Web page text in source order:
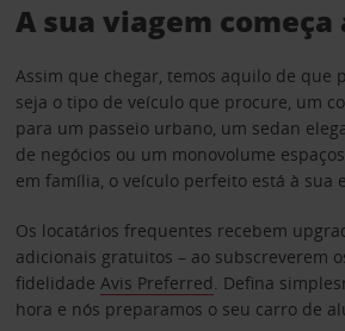
A sua viagem começa
Assim que chegar, temos aquilo de que
seja o tipo de veículo que procure, um
para um passeio urbano, um sedan
de negócios ou um monovolume
em família, o veículo perfeito está à sua
Os locatários frequentes recebem
adicionais gratuitos – ao subscreverem
fidelidade Avis Preferred. Defina
hora e nós preparamos o seu carro de